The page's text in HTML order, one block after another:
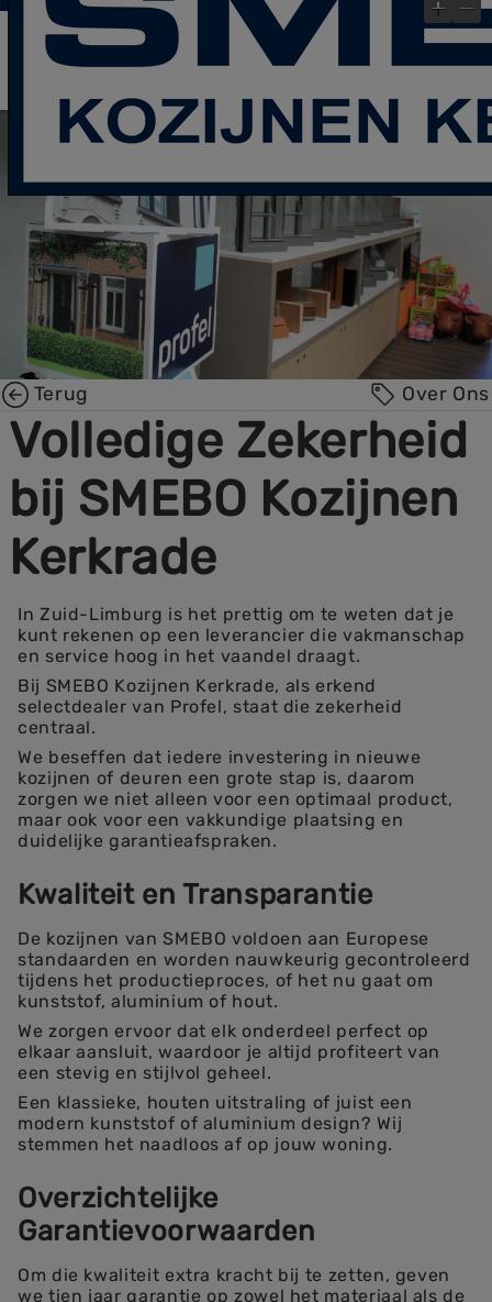
Bekijk gauw onze laatste Blog- Post! ×
Terug Over Ons
Volledige Zekerheid
bij SMEBO Kozijnen
Kerkrade
In Zuid-Limburg is het prettig om te weten dat je
kunt rekenen op een leverancier die vakmanschap
en service hoog in het vaandel draagt.
Bij SMEBO Kozijnen Kerkrade, als erkend
selectdealer van Profel, staat die zekerheid
centraal.
We beseffen dat iedere investering in nieuwe
kozijnen of deuren een grote stap is, daarom
zorgen we niet alleen voor een optimaal product,
maar ook voor een vakkundige plaatsing en
duidelijke garantieafspraken.
Kwaliteit en Transparantie
De kozijnen van SMEBO voldoen aan Europese
standaarden en worden nauwkeurig gecontroleerd
tijdens het productieproces, of het nu gaat om
kunststof, aluminium of hout.
We zorgen ervoor dat elk onderdeel perfect op
elkaar aansluit, waardoor je altijd profiteert van
een stevig en stijlvol geheel.
Een klassieke, houten uitstraling of juist een
modern kunststof of aluminium design? Wij
stemmen het naadloos af op jouw woning.
Overzichtelijke
Garantievoorwaarden
Om die kwaliteit extra kracht bij te zetten, geven
we tien jaar garantie op zowel het materiaal als de